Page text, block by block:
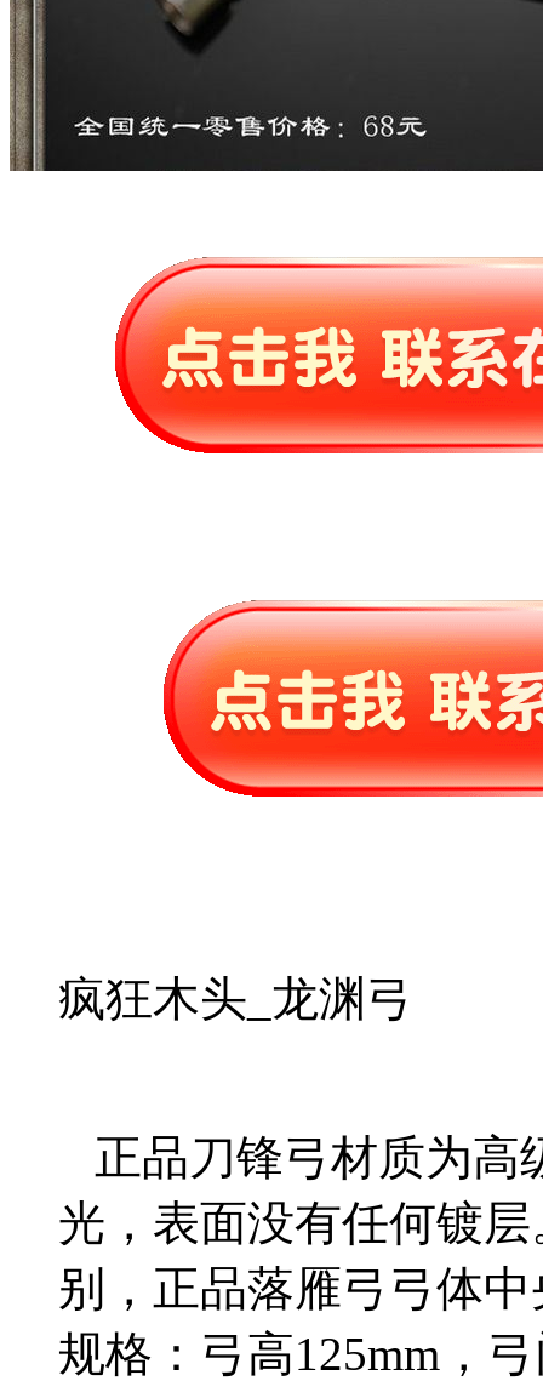
疯狂木头_龙渊弓
正品刀锋弓材质为高
光，表面没有任何镀
别，正品落雁弓弓体
规格：弓高125mm，